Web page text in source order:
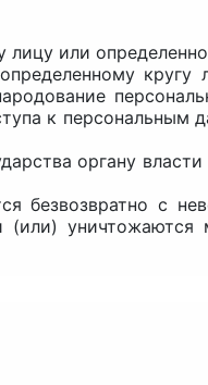
лицу или
кругу
к персональным
органу власти
безвозвратно с
уничтожаются